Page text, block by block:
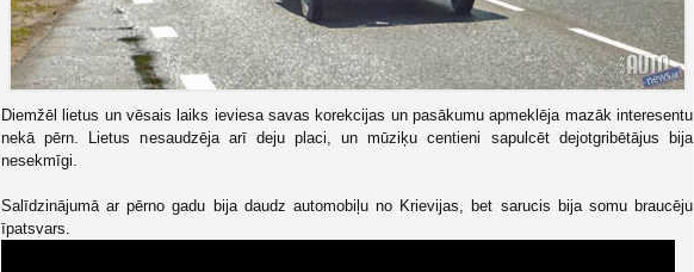
Diemžēl lietus un vēsais laiks ieviesa savas korekcijas un pasākumu apmeklēja mazāk interesentu
nekā pērn. Lietus nesaudzēja arī deju placi, un mūziķu centieni sapulcēt dejotgribētājus bija
nesekmīgi.
Salīdzinājumā ar pērno gadu bija daudz automobiļu no Krievijas, bet sarucis bija somu braucēju
īpatsvars.